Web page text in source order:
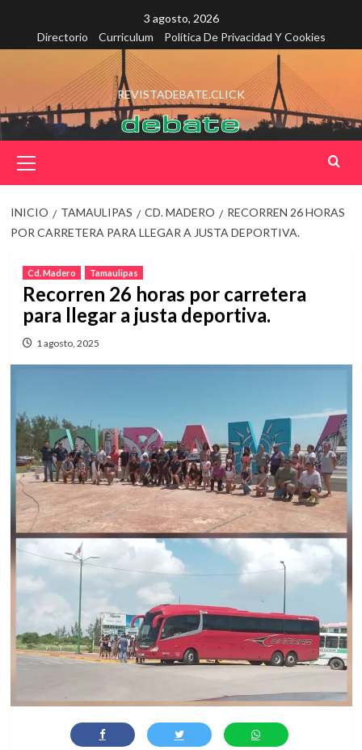
contenido
3 agosto, 2026
Directorio
Curriculum Política De Privacidad Y Cookies
REVISTADEBATE.CLICK
principal
INICIO TAMAULIPAS CD. MADERO
RECORREN 26 HORAS
POR CARRETERA PARA LLEGAR A JUSTA DEPORTIVA.
Cd. Madero Tamaulipas
Recorren 26 horas por carretera
para llegar a justa deportiva.
1 agosto, 2025